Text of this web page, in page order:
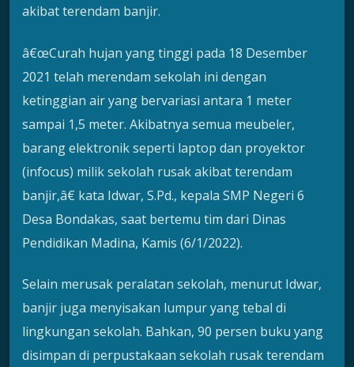
akibat terendam banjir.
â€œCurah hujan yang tinggi pada 18 Desember
2021 telah merendam sekolah ini dengan
ketinggian air yang bervariasi antara 1 meter
sampai 1,5 meter. Akibatnya semua meubeler,
barang elektronik seperti laptop dan proyektor
(infocus) milik sekolah rusak akibat terendam
banjir,â€ kata Idwar, S.Pd., kepala SMP Negeri 6
Desa Bondakas, saat bertemu tim dari Dinas
Pendidikan Madina, Kamis (6/1/2022).
Selain merusak peralatan sekolah, menurut Idwar,
banjir juga menyisakan lumpur yang tebal di
lingkungan sekolah. Bahkan, 90 persen buku yang
disimpan di perpustakaan sekolah rusak terendam